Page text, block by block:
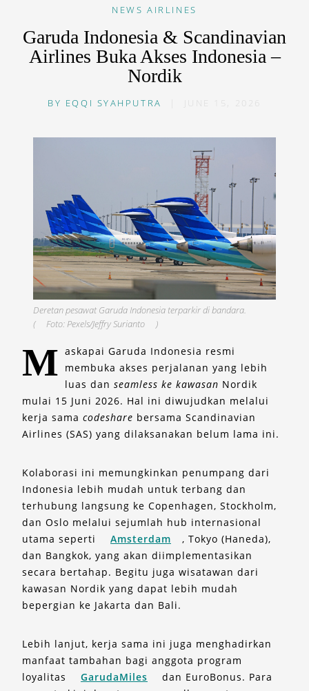
NEWS AIRLINES
Garuda Indonesia & Scandinavian
Airlines Buka Akses Indonesia –
Nordik
BY EQQI SYAHPUTRA JUNE 15, 2026
Deretan pesawat Garuda Indonesia terparkir di bandara.
(
Foto: Pexels/Jeffry Surianto )
M askapai Garuda Indonesia resmi
membuka akses perjalanan yang lebih
luas dan seamless ke kawasan Nordik
mulai 15 Juni 2026. Hal ini diwujudkan melalui
kerja sama codeshare bersama Scandinavian
Airlines (SAS) yang dilaksanakan belum lama ini.
Kolaborasi ini memungkinkan penumpang dari
Indonesia lebih mudah untuk terbang dan
terhubung langsung ke Copenhagen, Stockholm,
dan Oslo melalui sejumlah hub internasional
utama seperti
Amsterdam
, Tokyo (Haneda),
dan Bangkok, yang akan diimplementasikan
secara bertahap. Begitu juga wisatawan dari
kawasan Nordik yang dapat lebih mudah
bepergian ke Jakarta dan Bali.
Lebih lanjut, kerja sama ini juga menghadirkan
manfaat tambahan bagi anggota program
loyalitas
GarudaMiles
dan EuroBonus. Para